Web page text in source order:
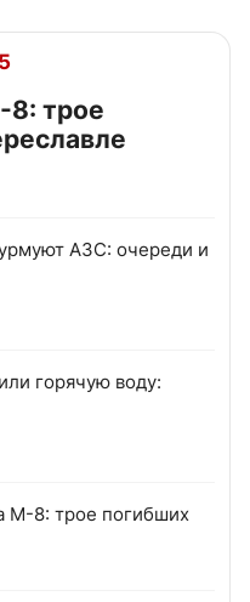
8: трое
АЗС: очереди и
горячую воду:
М-8: трое погибших